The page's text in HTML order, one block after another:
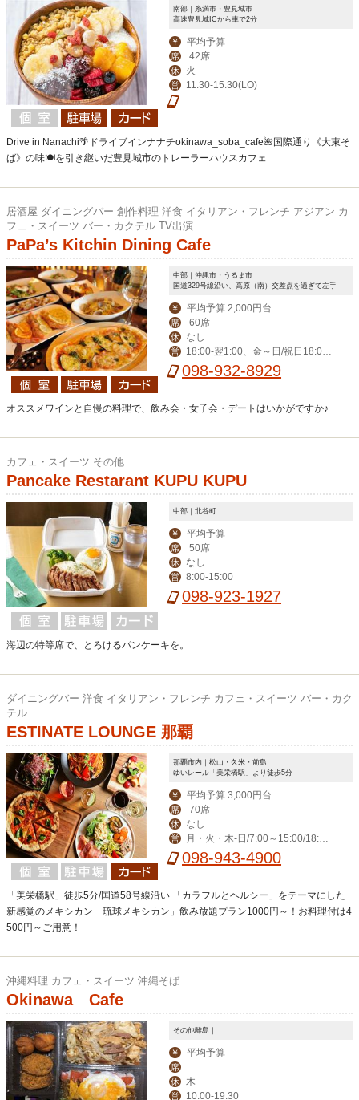
南部｜糸満市・豊見城市
高速豊見城ICから車で2分
￥ 平均予算
席 42席
休 火
営 11:30-15:30(LO)
Drive in Nanachi🌴ドライブインナナチokinawa_soba_cafe🌺国際通り《大東そ
ば》の味🍽を引き継いだ豊見城市のトレーラーハウスカフェ
居酒屋 ダイニングバー 創作料理 洋食 イタリアン・フレンチ アジアン カ
フェ・スイーツ バー・カクテル TV出演
PaPa’s Kitchin Dining Cafe
中部｜沖縄市・うるま市
国道329号線沿い、高原（南）交差点を過ぎて左手
￥ 平均予算 2,000円台
席 60席
休 なし
営
18:00‐翌1:00、金～日/祝日18:00-
翌2:00098-932-8929
オススメワインと自慢の料理で、飲み会・女子会・デートはいかがですか♪
カフェ・スイーツ その他
Pancake Restarant KUPU KUPU
中部｜北谷町
￥ 平均予算
席 50席
休 なし
営 8:00-15:00
098-923-1927
海辺の特等席で、とろけるパンケーキを。
ダイニングバー 洋食 イタリアン・フレンチ カフェ・スイーツ バー・カク
テル
ESTINATE LOUNGE 那覇
那覇市内｜松山・久米・前島
ゆいレール「美栄橋駅」より徒歩5分
￥ 平均予算 3,000円台
席 70席
休 なし
営
月・火・木-日/7:00～15:00/18:00
～23:00(料理L.O. 22:00) 毎週水曜日は
098-943-4900
「美栄橋駅」徒歩5分/国道58号線沿い 「カラフルとヘルシー」をテーマにした
新感覚のメキシカン「琉球メキシカン」飲み放題プラン1000円～！お料理付は4
500円～ご用意！
沖縄料理 カフェ・スイーツ 沖縄そば
Okinawa Cafe
その他離島｜
￥ 平均予算
席
休
木
営 10:00-19:30